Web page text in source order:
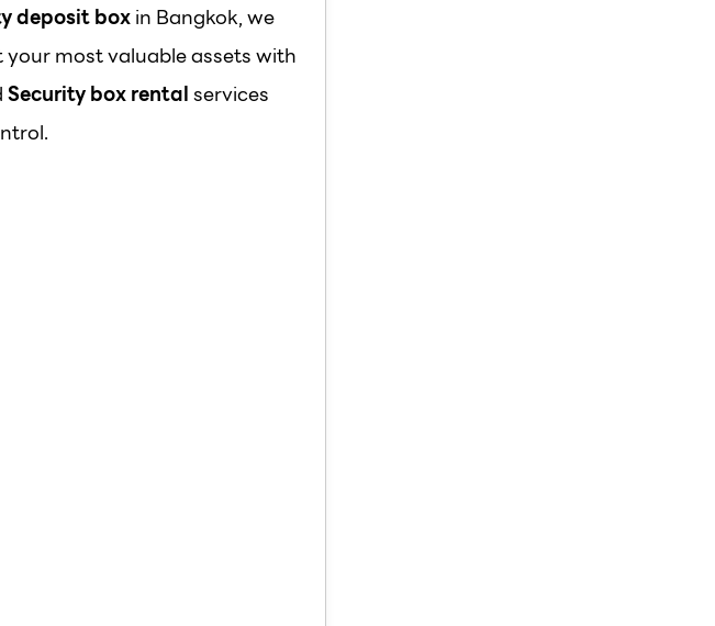
deposit boxin Bangkok, we
most valuable assets with
Security box rentalservices